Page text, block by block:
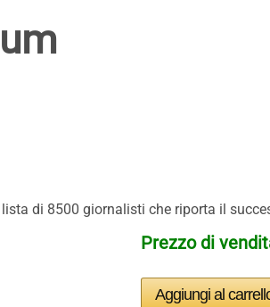
di 8500 giornalisti che riporta il
Prezzo di